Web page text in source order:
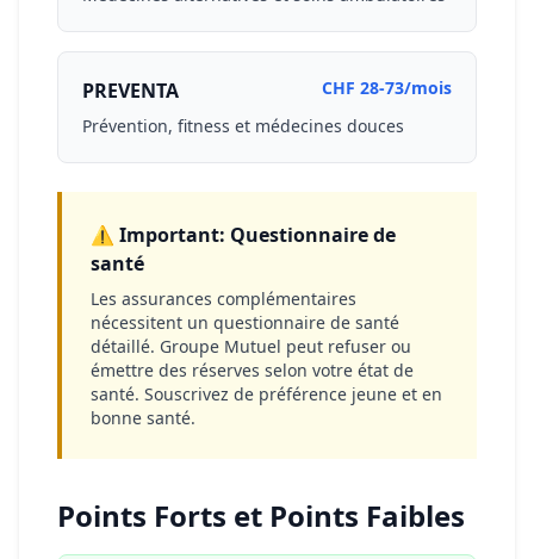
PREVENTA
CHF 28-73/mois
Prévention, fitness et médecines douces
⚠️ Important: Questionnaire de
santé
Les assurances complémentaires
nécessitent un questionnaire de santé
détaillé. Groupe Mutuel peut refuser ou
émettre des réserves selon votre état de
santé. Souscrivez de préférence jeune et en
bonne santé.
Points Forts et Points Faibles